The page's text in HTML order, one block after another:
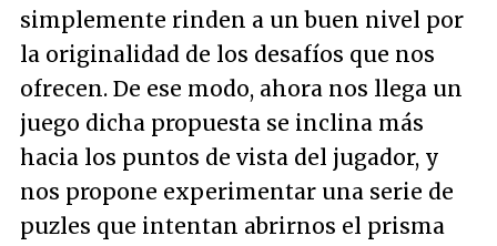
simplemente rinden a un buen nivel por
la originalidad de los desafíos que nos
ofrecen. De ese modo, ahora nos llega un
juego dicha propuesta se inclina más
hacia los puntos de vista del jugador, y
nos propone experimentar una serie de
puzles que intentan abrirnos el prisma